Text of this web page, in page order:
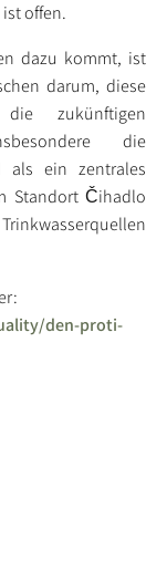
offen.
dazu kommt, ist
darum, diese
zukünftigen
die
als ein zentrales
Standort Čihadlo
den-proti-